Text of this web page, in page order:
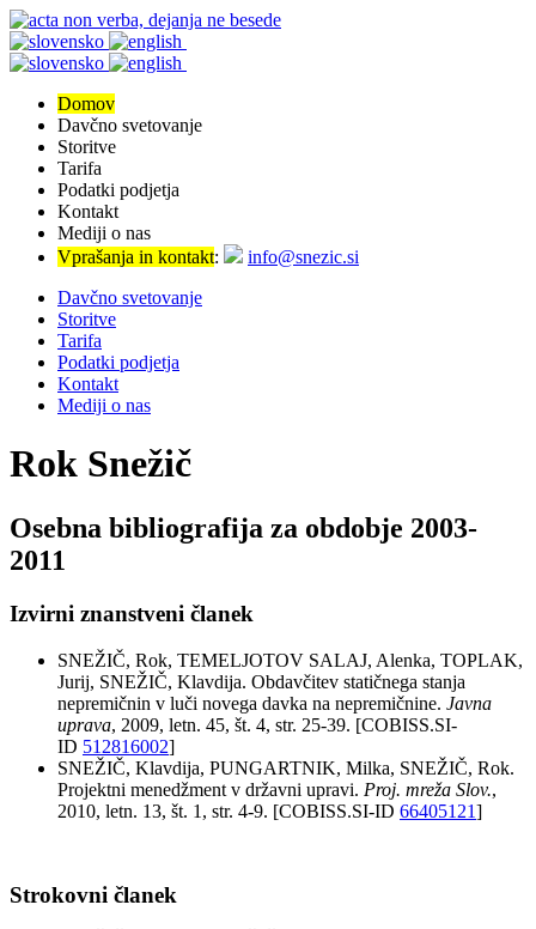
Domov
Davčno svetovanje
Storitve
Tarifa
Podatki podjetja
Kontakt
Mediji o nas
Vprašanja in kontakt:
info@snezic.si
Davčno svetovanje
Storitve
Tarifa
Podatki podjetja
Kontakt
Mediji o nas
Rok Snežič
Osebna bibliografija za obdobje 2003-
2011
Izvirni znanstveni članek
SNEŽIČ, Rok, TEMELJOTOV SALAJ, Alenka, TOPLAK,
Jurij, SNEŽIČ, Klavdija. Obdavčitev statičnega stanja
nepremičnin v luči novega davka na nepremičnine. Javna
uprava, 2009, letn. 45, št. 4, str. 25-39. [COBISS.SI-
ID 512816002]
SNEŽIČ, Klavdija, PUNGARTNIK, Milka, SNEŽIČ, Rok.
Projektni menedžment v državni upravi. Proj. mreža Slov.,
2010, letn. 13, št. 1, str. 4-9. [COBISS.SI-ID 66405121]
Strokovni članek